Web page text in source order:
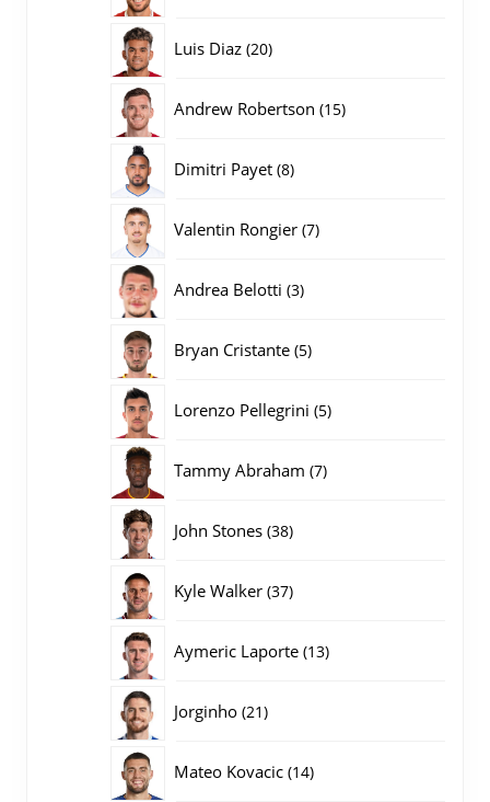
Luis Diaz 2020
Andrew Robertson 1515
Dimitri Payet 88
Valentin Rongier 77
Andrea Belotti 33
Bryan Cristante 55
Lorenzo Pellegrini 55
Tammy Abraham 77
John Stones 3838
Kyle Walker 3737
Aymeric Laporte 1313
Jorginho 2121
Mateo Kovacic 1414